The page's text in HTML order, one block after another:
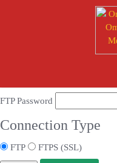
Connection
To perform the requested
FTP Password
Connection Type
FTP FTPS (SSL)